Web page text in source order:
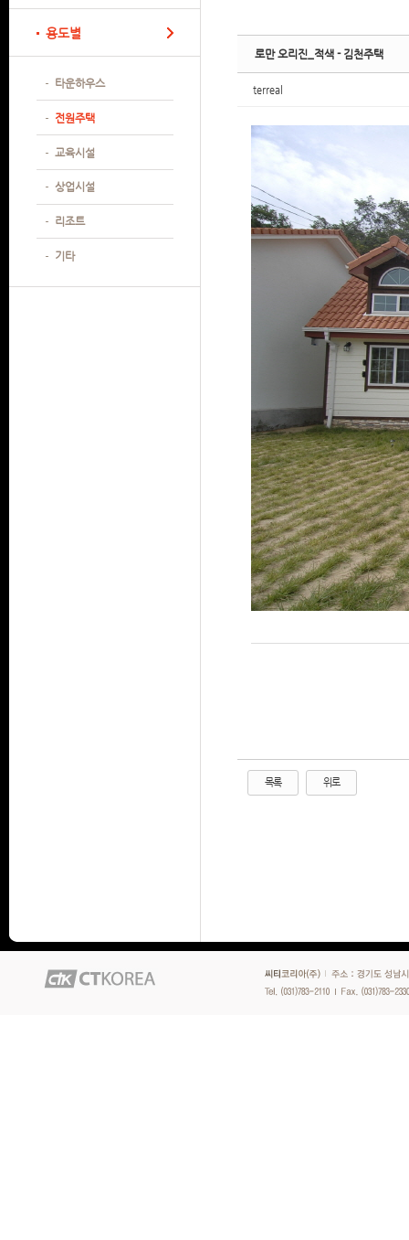
용도별
타운하우스
전원주택
교육시설
상업시설
리조트
기타
로만 오리진_적색 - 김천주택
terreal
목록 위로